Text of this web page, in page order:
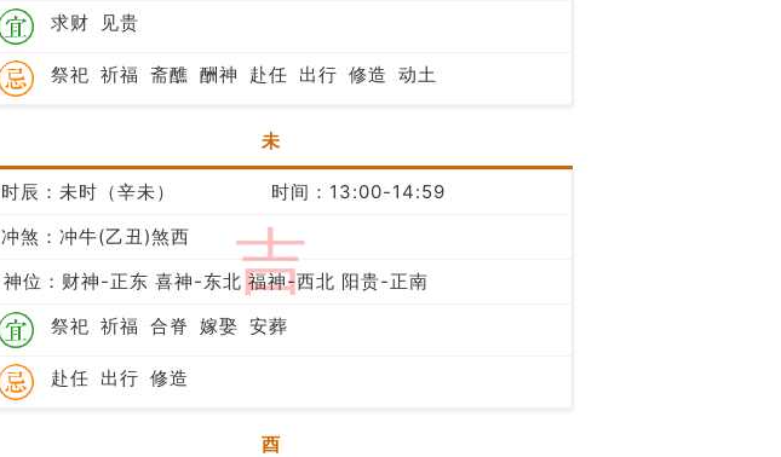
求财
见贵
祭祀 祈福 斋醮 酬神 赴任 出行 修造 动土
未
吉
时辰：未时（辛未）
时间：13:00-14:59
冲煞：冲牛(乙丑)煞西
神位：财神-正东 喜神-东北 福神-西北 阳贵-正南
祭祀 祈福 合脊 嫁娶 安葬
赴任 出行 修造
酉